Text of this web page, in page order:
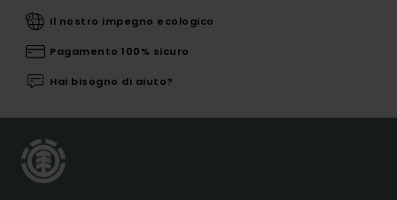
Il nostro impegno ecologico
Pagamento 100% sicuro
Hai bisogno di aiuto?